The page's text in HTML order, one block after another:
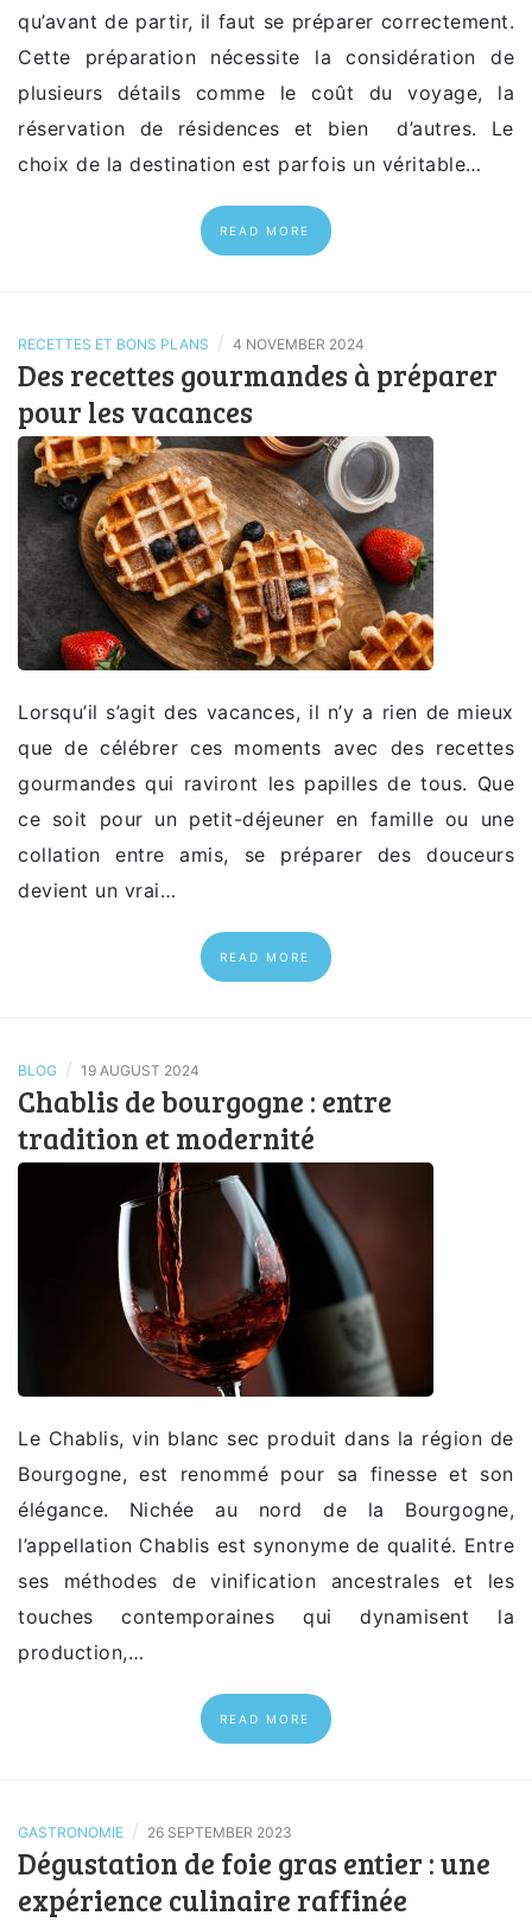
qu’avant de partir, il faut se préparer correctement.
Cette préparation nécessite la considération de
plusieurs détails comme le coût du voyage, la
réservation de résidences et bien d’autres. Le
choix de la destination est parfois un véritable…
READ MORE
RECETTES ET BONS PLANS / 4 NOVEMBER 2024
Des recettes gourmandes à préparer
pour les vacances
Lorsqu’il s’agit des vacances, il n’y a rien de mieux
que de célébrer ces moments avec des recettes
gourmandes qui raviront les papilles de tous. Que
ce soit pour un petit-déjeuner en famille ou une
collation entre amis, se préparer des douceurs
devient un vrai…
READ MORE
BLOG / 19 AUGUST 2024
Chablis de bourgogne : entre
tradition et modernité
Le Chablis, vin blanc sec produit dans la région de
Bourgogne, est renommé pour sa finesse et son
élégance. Nichée au nord de la Bourgogne,
l’appellation Chablis est synonyme de qualité. Entre
ses méthodes de vinification ancestrales et les
touches contemporaines qui dynamisent la
production,…
READ MORE
GASTRONOMIE / 26 SEPTEMBER 2023
Dégustation de foie gras entier : une
expérience culinaire raffinée